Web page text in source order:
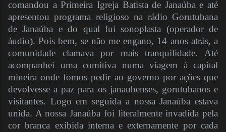
comandou a Primeira Igreja Batista de Janaúba e até
apresentou programa religioso na rádio Gorutubana
de Janaúba e do qual fui sonoplasta (operador de
áudio). Pois bem, se não me engano, 14 anos atrás, a
comunidade clamava por mais tranquilidade. Até
acompanhei uma comitiva numa viagem à capital
mineira onde fomos pedir ao governo por ações que
devolvesse a paz para os janaubenses, gorutubanos e
visitantes. Logo em seguida a nossa Janaúba estava
unida. A nossa Janaúba foi literalmente invadida pela
cor branca exibida interna e externamente por cada